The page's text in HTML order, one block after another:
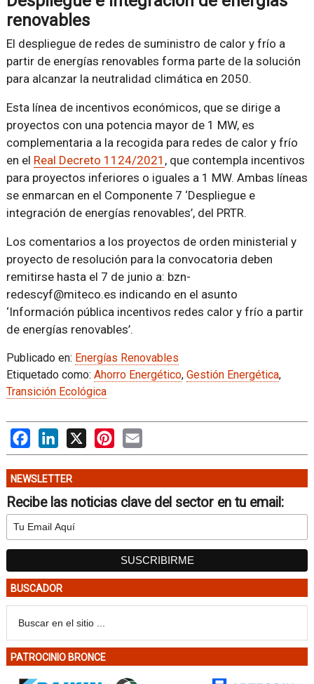
renovables
El despliegue de redes de suministro de calor y frío a
partir de energías renovables forma parte de la solución
para alcanzar la neutralidad climática en 2050.
Esta línea de incentivos económicos, que se dirige a
proyectos con una potencia mayor de 1 MW, es
complementaria a la recogida para redes de calor y frío
en el Real Decreto 1124/2021 , que contempla incentivos
para proyectos inferiores o iguales a 1 MW. Ambas líneas
se enmarcan en el Componente 7 ‘Despliegue e
integración de energías renovables’, del PRTR.
Los comentarios a los proyectos de orden ministerial y
proyecto de resolución para la convocatoria deben
remitirse hasta el 7 de junio a: bzn-
redescyf@miteco.es indicando en el asunto
‘Información pública incentivos redes calor y frío a partir
de energías renovables’.
Publicado en: Energías Renovables
Etiquetado como: Ahorro Energético, Gestión Energética,
Transición Ecológica
FacebookLinkedIn
X PinterestEmail
NEWSLETTER
Recibe las noticias clave del sector en tu email:
BUSCADOR
PATROCINIO BRONCE